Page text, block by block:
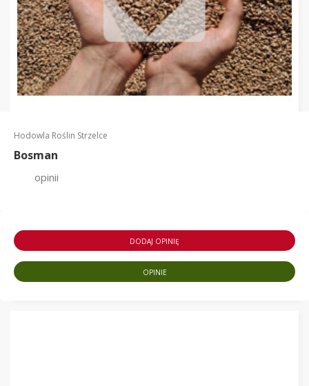
Hodowla Roślin Strzelce
Bosman
opinii
DODAJ OPINIĘ
OPINIE